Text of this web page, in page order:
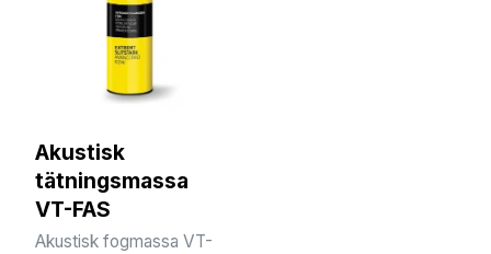
Akustisk
tätningsmassa
VT-FAS
Akustisk fogmassa VT-